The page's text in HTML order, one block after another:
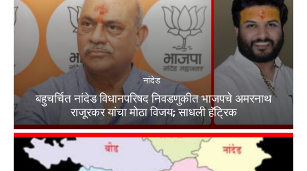
नांदेड
बहुचर्चित नांदेड विधानपरिषद निवडणुकीत भाजपचे अमरनाथ
राजूरकर यांचा मोठा विजय; साधली हॅट्रिक